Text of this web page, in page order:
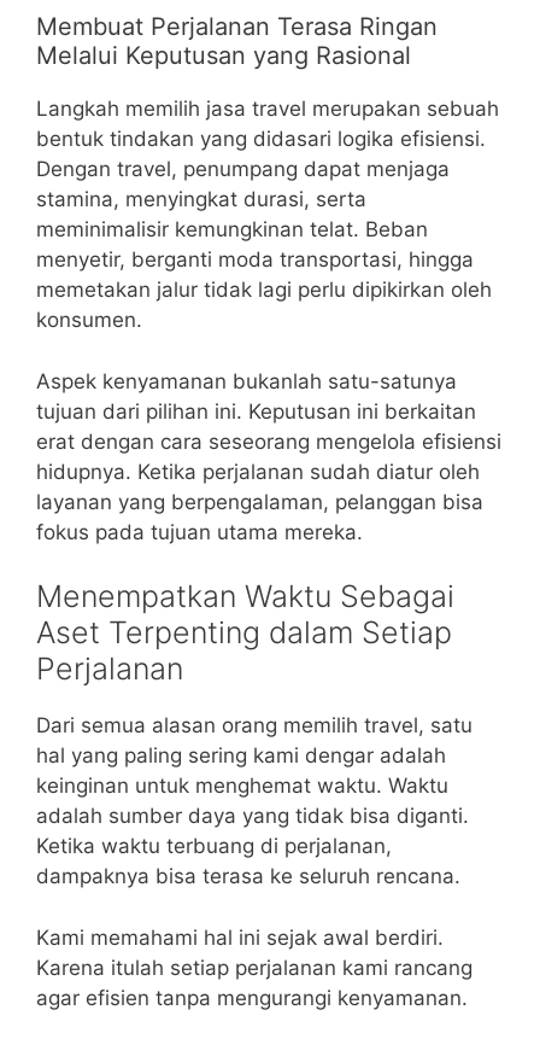
Membuat Perjalanan Terasa Ringan
Melalui Keputusan yang Rasional
Langkah memilih jasa travel merupakan sebuah
bentuk tindakan yang didasari logika efisiensi.
Dengan travel, penumpang dapat menjaga
stamina, menyingkat durasi, serta
meminimalisir kemungkinan telat. Beban
menyetir, berganti moda transportasi, hingga
memetakan jalur tidak lagi perlu dipikirkan oleh
konsumen.
Aspek kenyamanan bukanlah satu-satunya
tujuan dari pilihan ini. Keputusan ini berkaitan
erat dengan cara seseorang mengelola efisiensi
hidupnya. Ketika perjalanan sudah diatur oleh
layanan yang berpengalaman, pelanggan bisa
fokus pada tujuan utama mereka.
Menempatkan Waktu Sebagai
Aset Terpenting dalam Setiap
Perjalanan
Dari semua alasan orang memilih travel, satu
hal yang paling sering kami dengar adalah
keinginan untuk menghemat waktu. Waktu
adalah sumber daya yang tidak bisa diganti.
Ketika waktu terbuang di perjalanan,
dampaknya bisa terasa ke seluruh rencana.
Kami memahami hal ini sejak awal berdiri.
Karena itulah setiap perjalanan kami rancang
agar efisien tanpa mengurangi kenyamanan.